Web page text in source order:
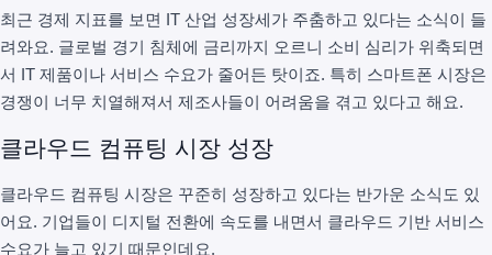
최근 경제 지표를 보면 IT 산업 성장세가 주춤하고 있다는 소식이 들
려와요. 글로벌 경기 침체에 금리까지 오르니 소비 심리가 위축되면
서 IT 제품이나 서비스 수요가 줄어든 탓이죠. 특히 스마트폰 시장은
경쟁이 너무 치열해져서 제조사들이 어려움을 겪고 있다고 해요.
클라우드 컴퓨팅 시장 성장
클라우드 컴퓨팅 시장은 꾸준히 성장하고 있다는 반가운 소식도 있
어요. 기업들이 디지털 전환에 속도를 내면서 클라우드 기반 서비스
수요가 늘고 있기 때문인데요.